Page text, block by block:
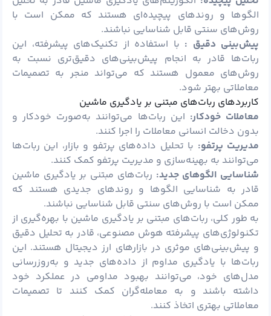
الگوها و روندهای پیچیده‌ای هستند که ممکن است با
روش‌های سنتی قابل شناسایی نباشند.
پیش‌بینی دقیق : با استفاده از تکنیک‌های پیشرفته، این
ربات‌ها قادر به انجام پیش‌بینی‌های دقیق‌تری نسبت به
روش‌های معمول هستند که می‌تواند منجر به تصمیمات
معاملاتی بهتر شود.
کاربردهای ربات‌های مبتنی بر یادگیری ماشین
معاملات خودکار: این ربات‌ها می‌توانند به‌صورت خودکار و
بدون دخالت انسانی معاملات را اجرا کنند.
مدیریت پرتفو: با تحلیل داده‌های پرتفو و بازار، این ربات‌ها
می‌توانند به بهینه‌سازی و مدیریت پرتفو کمک کنند.
شناسایی الگوهای جدید: ربات‌های مبتنی بر یادگیری ماشین
قادر به شناسایی الگوها و روندهای جدیدی هستند که
ممکن است با روش‌های سنتی قابل شناسایی نباشند.
به طور کلی، ربات‌های مبتنی بر یادگیری ماشین با بهره‌گیری از
تکنولوژی‌های پیشرفته هوش مصنوعی، قادر به تحلیل دقیق
و پیش‌بینی‌های موثری در بازارهای ارز دیجیتال هستند. این
ربات‌ها با یادگیری مداوم از داده‌های جدید و به‌روزرسانی
مدل‌های خود، می‌توانند بهبود مداومی در عملکرد خود
داشته باشند و به معامله‌گران کمک کنند تا تصمیمات
معاملاتی بهتری اتخاذ کنند.